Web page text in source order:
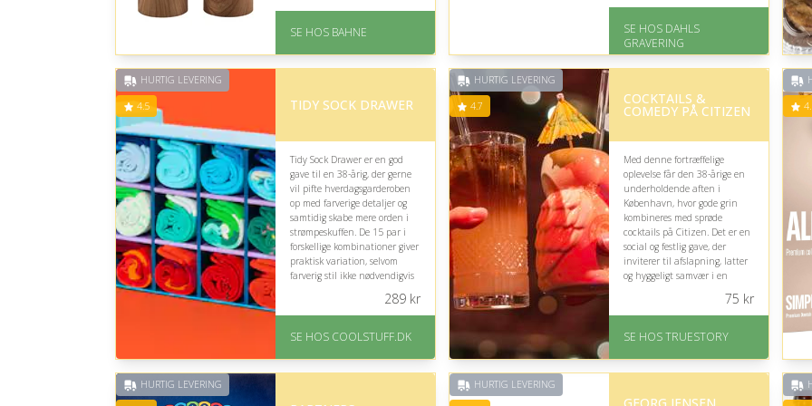
På lager
SE HOS BAHNE
På lager
Levering: 2-3 dage
rating på 4.8 ud af 5
SE HOS DAHLS
GRAVERING
HURTIG LEVERING
4.5 TIDY SOCK DRAWER
Tidy Sock Drawer er en god
gave til en 38-årig, der gerne
vil pifte hverdagsgarderoben
op med farverige detaljer og
samtidig skabe mere orden i
strømpeskuffen. De 15 par i
forskellige kombinationer giver
praktisk variation, selvom
farverig stil ikke nødvendigvis
På lager
Levering: Standard
289kr
SE HOS COOLSTUFF.DK
HURTIG LEVERING
4.7 COCKTAILS &
COMEDY PÅ CITIZEN
Med denne fortræffelige
oplevelse får den 38-årige en
underholdende aften i
København, hvor gode grin
kombineres med sprøde
cocktails på Citizen. Det er en
social og festlig gave, der
inviterer til afslapning, latter
og hyggeligt samvær i en
På lager
Levering: 1-2 dages
75 kr
SE HOS TRUESTORY
HURTIG LEVERING HURTIG LEVERING